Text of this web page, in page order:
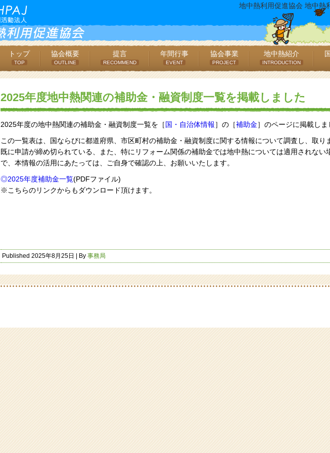
地中熱利用促進協会 地中熱
トップ
TOP
協会概要
OUTLINE
提言
RECOMMEND
年間行事
EVENT
協会事業
PROJECT
地中熱紹介
INTRODUCTION
2025年度地中熱関連の補助金・融資制度一覧を掲載しました
2025年度の地中熱関連の補助金・融資制度一覧を［国・自治体情報］の［補助金］のページに掲載しま
この一覧表は、国ならびに都道府県、市区町村の補助金・融資制度に関する情報について調査し、取り
既に申請が締め切られている、また、特にリフォーム関係の補助金では地中熱については適用されない
で、本情報の活用にあたっては、ご自身で確認の上、お願いいたします。
◎2025年度補助金一覧(PDFファイル)
※こちらのリンクからもダウンロード頂けます。
Published 2025年8月25日 By 事務局